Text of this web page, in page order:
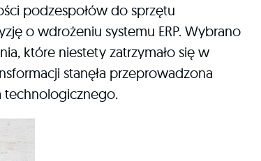
podzespołów do sprzętu
o wdrożeniu systemu ERP. Wybrano
które niestety zatrzymało się w
stanęła przeprowadzona
technologicznego.